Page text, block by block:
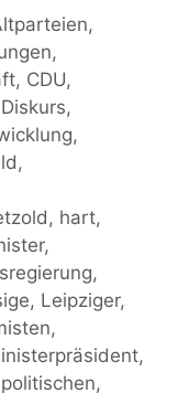
,
,
, CDU,
Diskurs,
,
,
, hart,
,
,
, Leipziger,
,
,
politischen,